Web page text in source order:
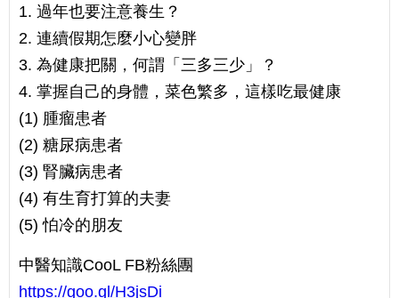
1. 過年也要注意養生？
2. 連續假期怎麼小心變胖
3. 為健康把關，何謂「三多三少」？
4. 掌握自己的身體，菜色繁多，這樣吃最健康
(1) 腫瘤患者
(2) 糖尿病患者
(3) 腎臟病患者
(4) 有生育打算的夫妻
(5) 怕冷的朋友
中醫知識CooL FB粉絲團
https://goo.gl/H3jsDi